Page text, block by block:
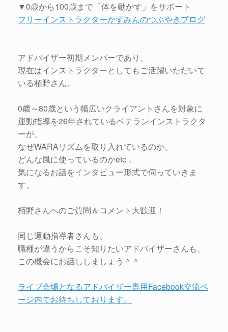
▼0歳から100歳まで「体を動かす」をサポート
フリーインストラクターかずみんのつぶやきブログ
アドバイザー初期メンバーであり、
現在はインストラクターとしてもご活躍いただいて
いる栢野さん。
0歳～80歳という幅広いクライアントさんを対象に
運動指導を26年されているベテランインストラクタ
ーが、
なぜWARAリズムを取り入れているのか、
どんな風に使っているのかetc．
気になるお話をインタビュー形式で伺っていきま
す。
栢野さんへのご質問＆コメント大歓迎！
同じ運動指導者さんも、
職種が違うからこそ知りたいアドバイザーさんも、
この機会にお話ししましょう＾＾
ライブ会場となるアドバイザー専用Facebook交流ペ
ージ内でお待ちしております。